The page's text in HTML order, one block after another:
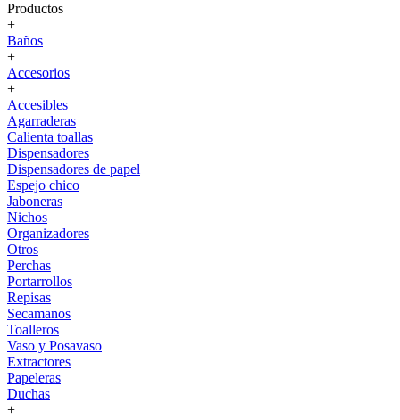
Productos
+
Baños
+
Accesorios
+
Accesibles
Agarraderas
Calienta toallas
Dispensadores
Dispensadores de papel
Espejo chico
Jaboneras
Nichos
Organizadores
Otros
Perchas
Portarrollos
Repisas
Secamanos
Toalleros
Vaso y Posavaso
Extractores
Papeleras
Duchas
+